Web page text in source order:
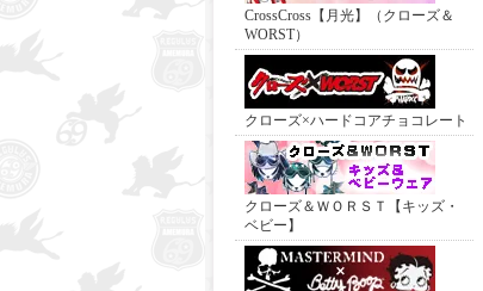
CrossCross【月光】（クローズ＆
WORST）
クローズ×ハードコアチョコレート
クローズ＆ＷＯＲＳＴ【キッズ・
ベビー】